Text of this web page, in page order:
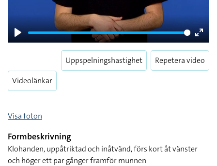
Play
Enter
Videolänkar
Uppspelningshastighet Repetera video
Visa foton
Formbeskrivning
Klohanden, uppåtriktad och inåtvänd, förs kort åt vänster
och höger ett par gånger framför munnen